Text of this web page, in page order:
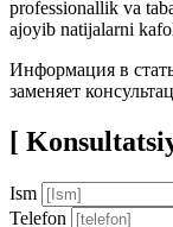
professionallik va
ajoyib natijalarni
Информация в
заменяет
[
Ism
Telefon